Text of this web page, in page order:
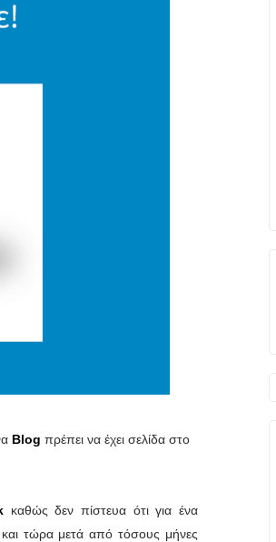
Blog πρέπει να έχει σελίδα στο
καθώς δεν πίστευα ότι για ένα
τώρα μετά από τόσους μήνες